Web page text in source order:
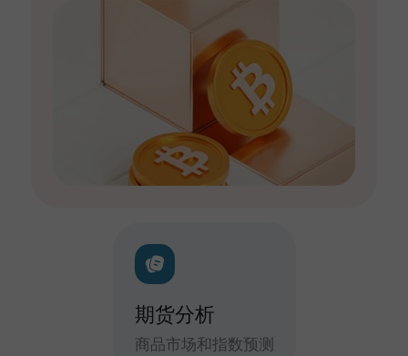
期货分析
商品市场和指数预测